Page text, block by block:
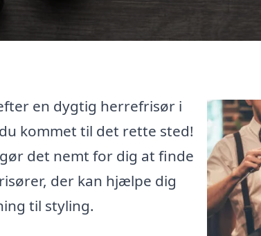
en dygtig herrefrisør i
kommet til det rette sted!
det nemt for dig at finde
der kan hjælpe dig
til styling.